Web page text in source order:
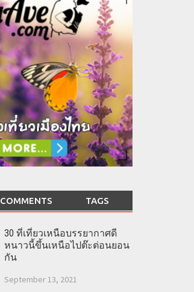
COMMENTS TAGS
30 ที่เที่ยวเหนือบรรยากาศดี
หนาวนี้ขึ้นเหนือไปต๊ะต่อนยอน
กัน
September 13, 2021